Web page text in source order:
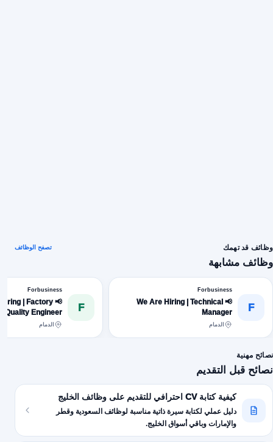
وظائف قد تهمك
وظائف مشابهة
تصفح الوظائف
F
Forbusiness
📢 We Are Hiring | Technical
Manager
الدمام
F
Forbusiness
Hiring | Factory
Quality Engineer
الدمام
نصائح مهنية
نصائح قبل التقديم
كيفية كتابة CV احترافي للتقديم على وظائف الخليج
دليل عملي لكتابة سيرة ذاتية مناسبة لوظائف السعودية وقطر
والإمارات وباقي أسواق الخليج.